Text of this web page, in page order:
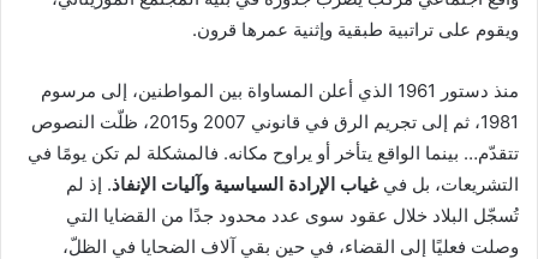
ويقوم على تراتبية طبقية وإثنية عمرها قرون.
منذ دستور 1961 الذي أعلن المساواة بين المواطنين، إلى مرسوم
1981، ثم إلى تجريم الرق في قانوني 2007 و2015، ظلّت النصوص
تتقدّم… بينما الواقع يتأخر أو يراوح مكانه. فالمشكلة لم تكن يومًا في
التشريعات، بل في غياب الإرادة السياسية وآليات الإنفاذ. إذ لم
تُسجّل البلاد خلال عقود سوى عدد محدود جدًا من القضايا التي
وصلت فعليًا إلى القضاء، في حين بقي آلاف الضحايا في الظلّ،